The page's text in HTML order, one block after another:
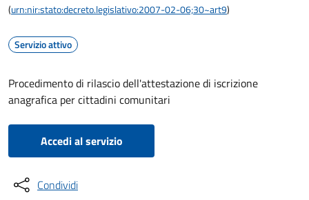
(urn:nir:stato:decreto.legislativo:2007-02-06;30~art9)
Servizio attivo
Procedimento di rilascio dell'attestazione di iscrizione
anagrafica per cittadini comunitari
Accedi al servizio
Condividi